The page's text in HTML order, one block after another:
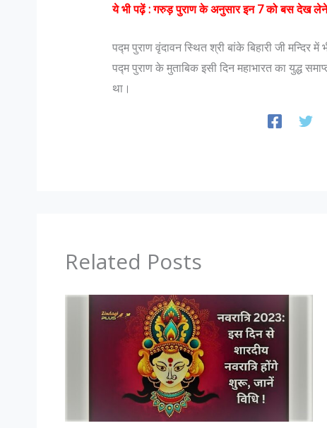
ये भी पढ़ें :गरुड़ पुराण के अनुसार इन 7 को बस देख लेने
पद्म पुराण वृंदावन स्थित श्री बांके बिहारी जी मन्दिर
पद्म पुराण के मुताबिक इसी दिन महाभारत का युद्ध
था।
Related Posts